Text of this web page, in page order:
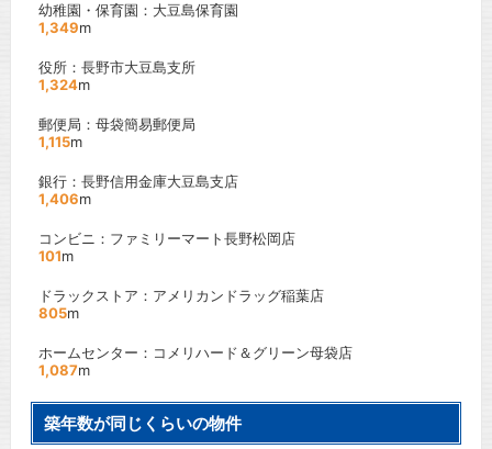
幼稚園・保育園：大豆島保育園
1,349m
役所：長野市大豆島支所
1,324m
郵便局：母袋簡易郵便局
1,115m
銀行：長野信用金庫大豆島支店
1,406m
コンビニ：ファミリーマート長野松岡店
101m
ドラックストア：アメリカンドラッグ稲葉店
805m
ホームセンター：コメリハード＆グリーン母袋店
1,087m
築年数が同じくらいの物件